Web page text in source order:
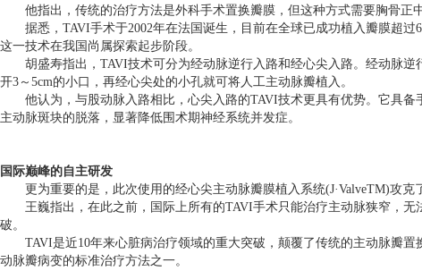
他指出，传统的治疗方法是外科手术置换瓣膜，但这种方式需要胸骨正
据悉， TAVI手术于2002年在法国诞生，目前在全球已成功植入瓣膜超过6
这一技术在我国尚属探索起步阶段。
胡盛寿指出， TAVI技术可分为经动脉逆行入路和经心尖入路。经动脉
开3 ～ 5cm的小口，再经心尖处的小孔就可将人工主动脉瓣植入。
他认为，与股动脉入路相比，心尖入路的TAVI技术更具有优势。它具备
主动脉斑块的脱落，显著降低围术期神经系统并发症。
国际巅峰的自主研发
更为重要的是，此次使用的经心尖主动脉瓣膜植入系统(J·ValveTM)攻克
王巍指出，在此之前，国际上所有的TAVI手术只能治疗主动脉狭窄，无
破。
TAVI是近10年来心脏病治疗领域的重大突破，颠覆了传统的主动脉瓣
动脉瓣病变的标准治疗方法之一。